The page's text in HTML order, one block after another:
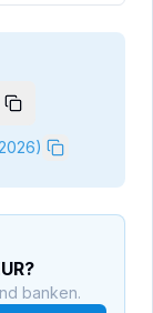
)
?
banken.